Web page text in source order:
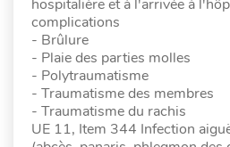
hospitalière et à l'arrivée à
complications
- Brûlure
- Plaie des parties molles
- Polytraumatisme
- Traumatisme des membres
- Traumatisme du rachis
UE 11, Item 344 Infection